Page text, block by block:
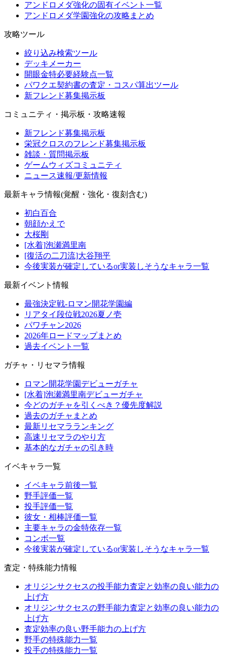
アンドロメダ強化の固有イベント一覧
アンドロメダ学園強化の攻略まとめ
攻略ツール
絞り込み検索ツール
デッキメーカー
開眼金特必要経験点一覧
パワクエ契約書の査定・コスパ算出ツール
新フレンド募集掲示板
コミュニティ・掲示板・攻略速報
新フレンド募集掲示板
栄冠クロスのフレンド募集掲示板
雑談・質問掲示板
ゲームウィズコミュニティ
ニュース速報/更新情報
最新キャラ情報(覚醒・強化・復刻含む)
初白百合
朝顔かえで
大桜剛
[水着]泡瀬満里南
[復活の二刀流]大谷翔平
今後実装が確定しているor実装しそうなキャラ一覧
最新イベント情報
最強決定戦-ロマン開花学園編
リアタイ段位戦2026夏ノ壱
パワチャン2026
2026年ロードマップまとめ
過去イベント一覧
ガチャ・リセマラ情報
ロマン開花学園デビューガチャ
[水着]泡瀬満里南デビューガチャ
今どのガチャを引くべき？優先度解説
過去のガチャまとめ
最新リセマラランキング
高速リセマラのやり方
基本的なガチャの引き時
イベキャラ一覧
イベキャラ前後一覧
野手評価一覧
投手評価一覧
彼女・相棒評価一覧
主要キャラの金特依存一覧
コンボ一覧
今後実装が確定しているor実装しそうなキャラ一覧
査定・特殊能力情報
オリジンサクセスの投手能力査定と効率の良い能力の
上げ方
オリジンサクセスの野手能力査定と効率の良い能力の
上げ方
査定効率の良い野手能力の上げ方
野手の特殊能力一覧
投手の特殊能力一覧